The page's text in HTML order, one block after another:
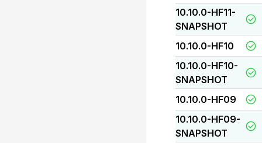
10.10.0-HF11-
SNAPSHOT
10.10.0-HF10
10.10.0-HF10-
SNAPSHOT
10.10.0-HF09
10.10.0-HF09-
SNAPSHOT